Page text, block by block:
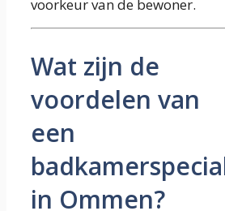
voorkeur van de bewoner.
Wat zijn de
voordelen van
een
in Ommen?